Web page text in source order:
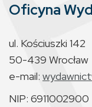
Oficyna
ul. Kościuszki 142
50-439 Wrocław
e-mail:
NIP: 6911002900